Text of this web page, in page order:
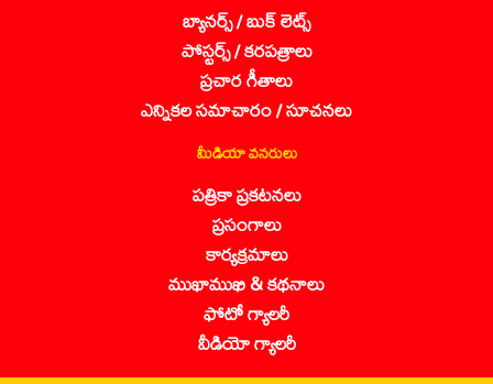
బ్యానర్స్ / బుక్ లెట్స్
పోస్టర్స్ / కరపత్రాలు
ప్రచార గీతాలు
ఎన్నికల సమాచారం / సూచనలు
మీడియా వనరులు
పత్రికా ప్రకటనలు
ప్రసంగాలు
కార్యక్రమాలు
ముఖాముఖి & కథనాలు
ఫోటో గ్యాలరీ
వీడియో గ్యాలరీ